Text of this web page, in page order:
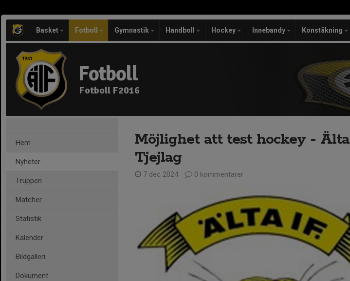
Basket Fotboll Gymnastik Handboll Hockey Innebandy Konståkning
Fotboll
Fotboll F2016
Hem
Nyheter
Truppen
Matcher
Statistik
Kalender
Bildgalleri
Dokument
Möjlighet att test hockey - Älta
Tjejlag
7 dec 2024 0 kommentarer